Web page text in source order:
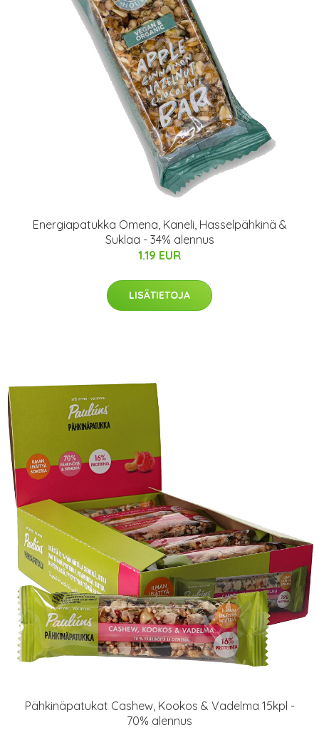
Energiapatukka Omena, Kaneli, Hasselpähkinä &
Suklaa - 34% alennus
1.19 EUR
LISÄTIETOJA
Pähkinäpatukat Cashew, Kookos & Vadelma 15kpl -
70% alennus